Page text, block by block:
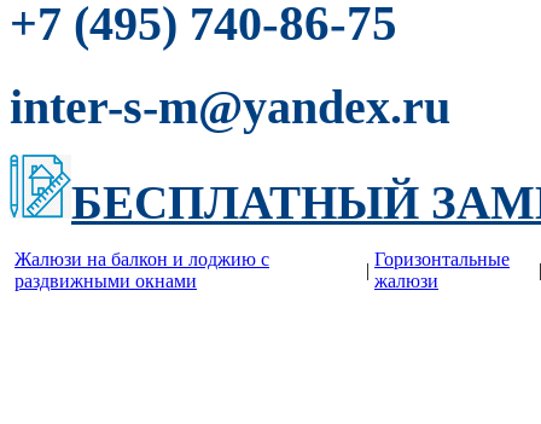
+7 (495) 740-86-75
inter-s-m@yandex.ru
БЕСПЛАТНЫЙ
Жалюзи на балкон и лоджию c
раздвижными окнами
|
Горизонтальные
жалюзи
|